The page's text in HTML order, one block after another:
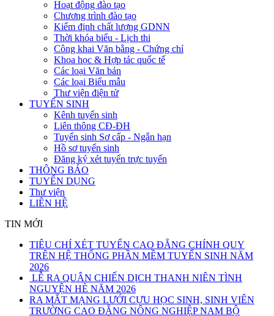
Hoạt động đào tạo
Chương trình đào tạo
Kiểm định chất lượng GDNN
Thời khóa biểu - Lịch thi
Công khai Văn bằng - Chứng chỉ
Khoa học & Hợp tác quốc tế
Các loại Văn bản
Các loại Biểu mẫu
Thư viện điện tử
TUYỂN SINH
Kênh tuyển sinh
Liên thông CĐ-ĐH
Tuyển sinh Sơ cấp - Ngắn hạn
Hồ sơ tuyển sinh
Đăng ký xét tuyển trực tuyến
THÔNG BÁO
TUYỂN DỤNG
Thư viện
LIÊN HỆ
TIN MỚI
TIÊU CHÍ XÉT TUYỂN CAO ĐẲNG CHÍNH QUY
TRÊN HỆ THỐNG PHẦN MỀM TUYỂN SINH NĂM
2026
LỄ RA QUÂN CHIẾN DỊCH THANH NIÊN TÌNH
NGUYỆN HÈ NĂM 2026
RA MẮT MẠNG LƯỚI CỰU HỌC SINH, SINH VIÊN
TRƯỜNG CAO ĐẲNG NÔNG NGHIỆP NAM BỘ